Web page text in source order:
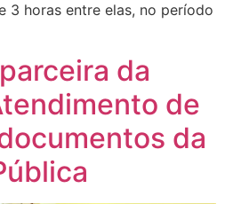
3 horas entre elas, no período
da
de
da